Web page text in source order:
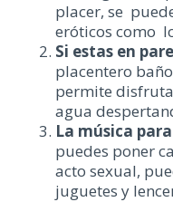
placer, se
eróticos como
Si estas en
placentero
permite
agua
La música
puedes poner
acto sexual,
juguetes y